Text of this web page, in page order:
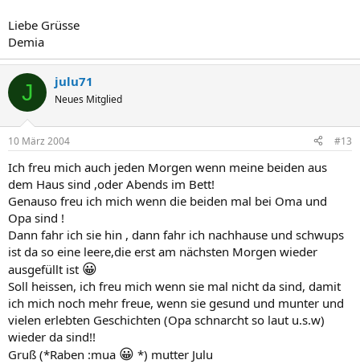
Liebe Grüsse
Demia
J julu71
Neues Mitglied
10 März 2004 #13
Ich freu mich auch jeden Morgen wenn meine beiden aus
dem Haus sind ,oder Abends im Bett!
Genauso freu ich mich wenn die beiden mal bei Oma und
Opa sind !
Dann fahr ich sie hin , dann fahr ich nachhause und schwups
ist da so eine leere,die erst am nächsten Morgen wieder
ausgefüllt ist 😀
Soll heissen, ich freu mich wenn sie mal nicht da sind, damit
ich mich noch mehr freue, wenn sie gesund und munter und
vielen erlebten Geschichten (Opa schnarcht so laut u.s.w)
wieder da sind!!
Gruß (*Raben :mua 😀 *) mutter Julu